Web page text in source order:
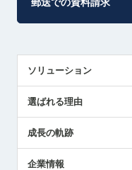
ソリューション
解決策提案
選ばれる理由
成長の軌跡
企業情報